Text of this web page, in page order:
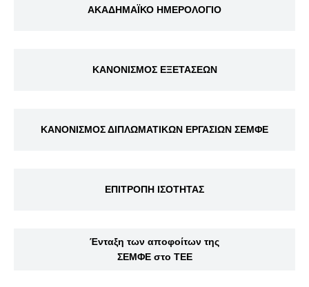
ΑΚΑΔΗΜΑΪΚΟ ΗΜΕΡΟΛΟΓΙΟ
ΚΑΝΟΝΙΣΜΟΣ ΕΞΕΤΑΣΕΩΝ
ΚΑΝΟΝΙΣΜΟΣ ΔΙΠΛΩΜΑΤΙΚΩΝ ΕΡΓΑΣΙΩΝ ΣΕΜΦΕ
ΕΠΙΤΡΟΠΗ ΙΣΟΤΗΤΑΣ
Ένταξη των αποφοίτων της
ΣΕΜΦΕ στο ΤΕΕ